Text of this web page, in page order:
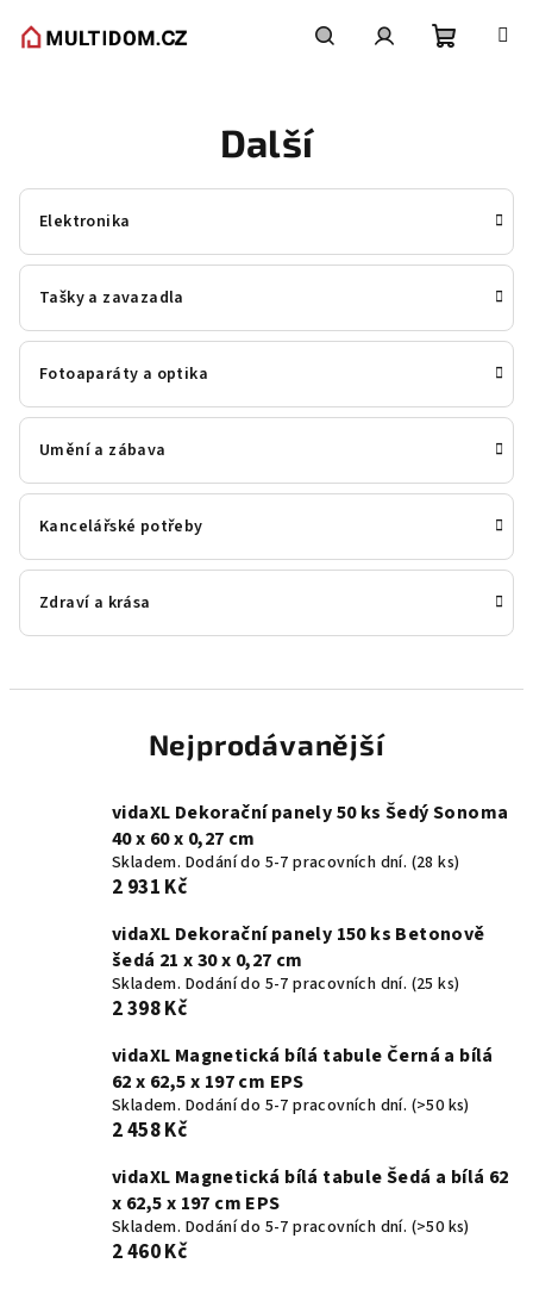
Další
Elektronika
Tašky a zavazadla
Fotoaparáty a optika
Umění a zábava
Kancelářské potřeby
Zdraví a krása
Nejprodávanější
vidaXL Dekorační panely 50 ks Šedý Sonoma
40 x 60 x 0,27 cm
Skladem. Dodání do 5-7 pracovních dní. (28 ks)
2 931 Kč
vidaXL Dekorační panely 150 ks Betonově
šedá 21 x 30 x 0,27 cm
Skladem. Dodání do 5-7 pracovních dní. (25 ks)
2 398 Kč
vidaXL Magnetická bílá tabule Černá a bílá
62 x 62,5 x 197 cm EPS
Skladem. Dodání do 5-7 pracovních dní. (>50 ks)
2 458 Kč
vidaXL Magnetická bílá tabule Šedá a bílá 62
x 62,5 x 197 cm EPS
Skladem. Dodání do 5-7 pracovních dní. (>50 ks)
2 460 Kč